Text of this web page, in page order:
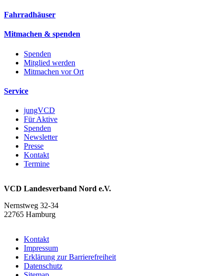
Fahrradhäuser
Mitmachen & spenden
Spenden
Mitglied werden
Mitmachen vor Ort
Service
jungVCD
Für Aktive
Spenden
Newsletter
Presse
Kontakt
Termine
VCD Landesverband Nord e.V.
Nernstweg 32-34
22765 Hamburg
Kontakt
Impressum
Erklärung zur Barrierefreiheit
Datenschutz